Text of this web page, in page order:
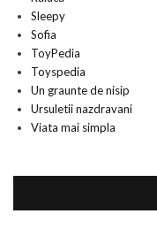
Sleepy
Sofia
ToyPedia
Toyspedia
Un graunte de nisip
Ursuletii nazdravani
Viata mai simpla